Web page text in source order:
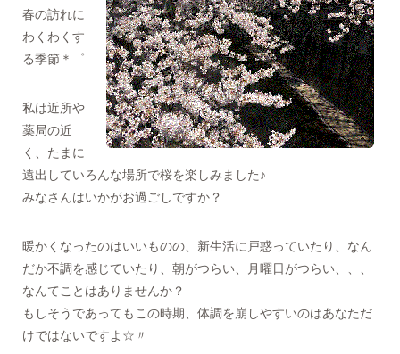
春の訪れに
わくわくす
る季節＊゜
私は近所や
薬局の近
く、たまに
遠出していろんな場所で桜を楽しみました♪
みなさんはいかがお過ごしですか？
暖かくなったのはいいものの、新生活に戸惑っていたり、なん
だか不調を感じていたり、朝がつらい、月曜日がつらい、、、
なんてことはありませんか？
もしそうであってもこの時期、体調を崩しやすいのはあなただ
けではないですよ☆〃